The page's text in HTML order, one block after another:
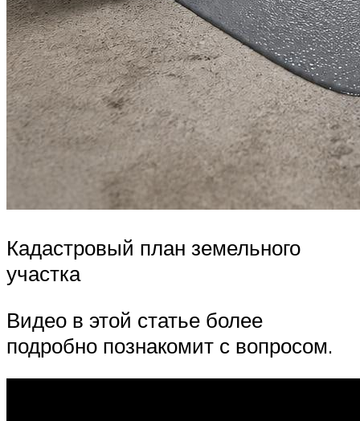
Кадастровый план земельного
участка
Видео в этой статье более
подробно познакомит с вопросом.